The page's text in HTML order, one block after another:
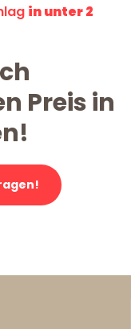
in unter 2
Preis in